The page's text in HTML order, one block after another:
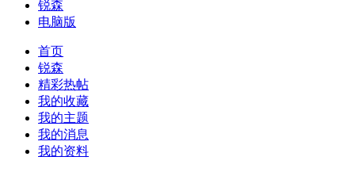
锐森
电脑版
首页
锐森
精彩热帖
我的收藏
我的主题
我的消息
我的资料